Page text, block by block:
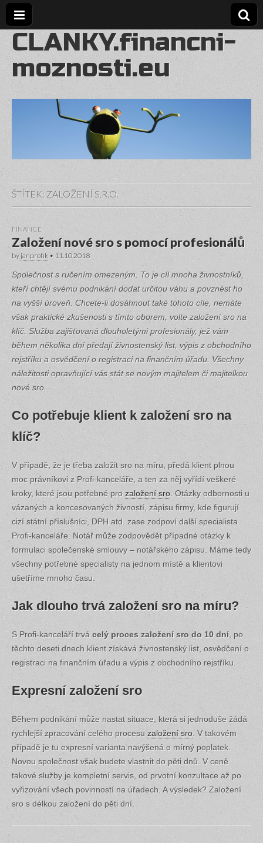
CLANKY.financni-
moznosti.eu
ŠTÍTEK: ZALOŽENÍ S.R.O.
FINANCE
Založení nové sro s pomocí profesionálů
by janprofik • 11.10.2018
Společnost s ručením omezeným. To je cíl mnoha živnostníků,
kteří chtějí svému podnikání dodat určitou váhu a povznést ho
na vyšší úroveň. Chcete-li dosáhnout také tohoto cíle, nemáte
však praktické zkušenosti s tímto oborem, volte založení sro na
klíč. Služba zajišťovaná dlouholetými profesionály, jež vám
během několika dní předají živnostenský list, výpis z obchodního
rejstříku a osvědčení o registraci na finančním úřadu. Všechny
náležitosti opravňující vás stát se novým majitelem či majitelkou
nové sro.
Co potřebuje klient k založení sro na
klíč?
V případě, že je třeba založit sro na míru, předá klient plnou
moc právníkovi z Profi-kanceláře, a ten za něj vyřídí veškeré
kroky, které jsou potřebné pro založení sro. Otázky odbornosti u
vázaných a koncesovaných živností, zápisu firmy, kde figurují
cizí státní příslušníci, DPH atd. zase zodpoví další specialista
Profi-kanceláře. Notář může zodpovědět případné otázky k
formulaci společenské smlouvy – notářského zápisu. Máme tedy
všechny potřebné specialisty na jednom místě a klientovi
ušetříme mnoho času.
Jak dlouho trvá založení sro na míru?
S Profi-kanceláří trvá celý proces založení sro do 10 dní, po
těchto deseti dnech klient získává živnostenský list, osvědčení o
registraci na finančním úřadu a výpis z obchodního rejstříku.
Expresní založení sro
Během podnikání může nastat situace, která si jednoduše žádá
rychlejší zpracování celého procesuzaložení sro . V takovém
případě je tu expresní varianta navýšená o mírný poplatek.
Novou společnost však budete vlastnit do pěti dnů. V ceně
takové služby je kompletní servis, od prvotní konzultace až po
vyřizování všech povinností na úřadech. A výsledek? Založení
sro s délkou založení do pěti dní.